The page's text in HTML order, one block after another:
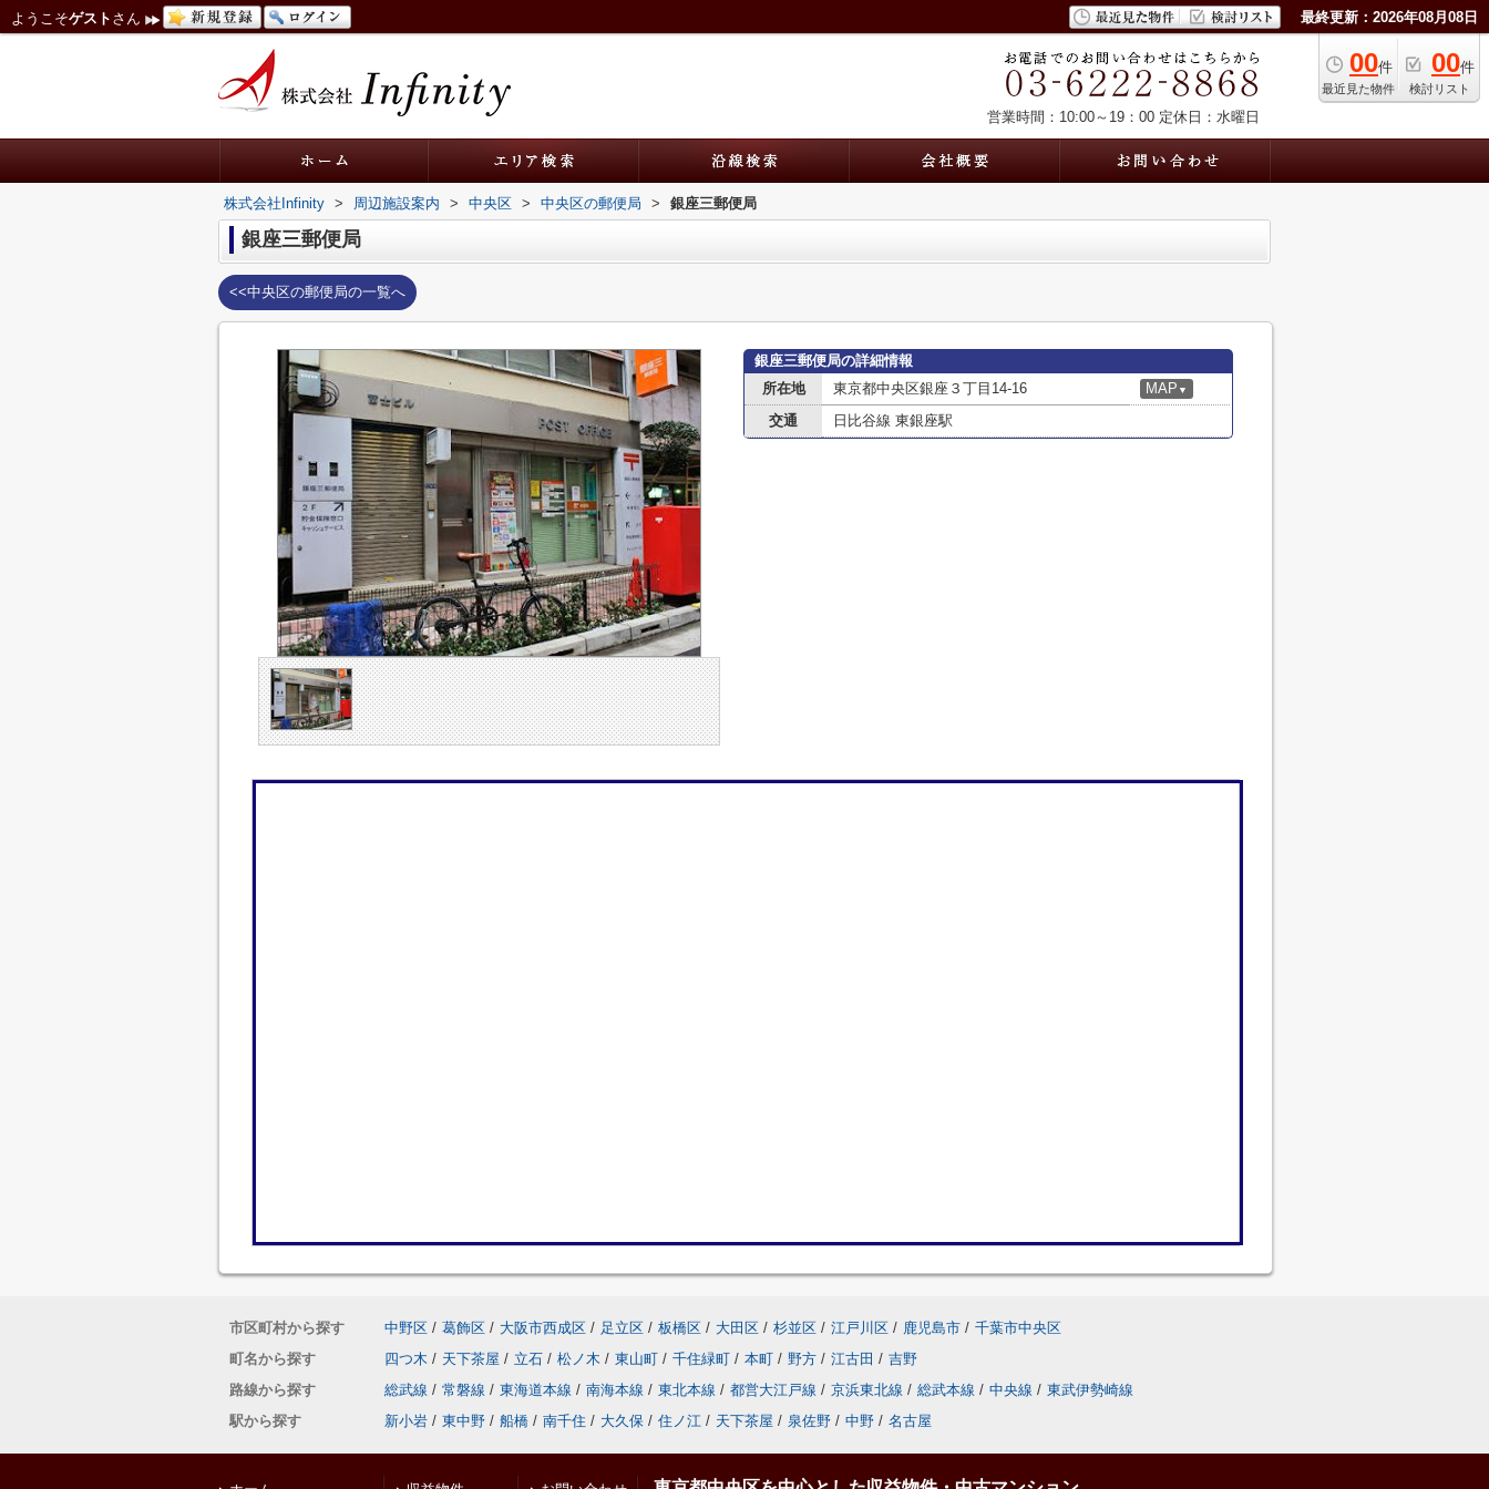
ようこそゲスト さん 最終更新：2026年08月08日
00件
最近見た物件
00件
検討リスト
営業時間：10:00～19：00 定休日：水曜日
株式会社Infinity > 周辺施設案内 > 中央区 > 中央区の郵便局 > 銀座三郵便局
銀座三郵便局
<<中央区の郵便局の一覧へ
銀座三郵便局の詳細情報
所在地
東京都中央区銀座３丁目14-16 MAP ▼
交通 日比谷線 東銀座駅
市区町村から探す 中野区 / 葛飾区 / 大阪市西成区 / 足立区 / 板橋区 / 大田区 / 杉並区 / 江戸川区 / 鹿児島市 / 千葉市中央区
町名から探す
四つ木 / 天下茶屋 / 立石 / 松ノ木 / 東山町 / 千住緑町 / 本町 / 野方 / 江古田 / 吉野
路線から探す
総武線 / 常磐線 / 東海道本線 / 南海本線 / 東北本線 / 都営大江戸線 / 京浜東北線 / 総武本線 / 中央線 / 東武伊勢崎線
駅から探す
新小岩 / 東中野 / 船橋 / 南千住 / 大久保 / 住ノ江 / 天下茶屋 / 泉佐野 / 中野 / 名古屋